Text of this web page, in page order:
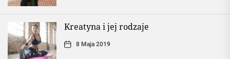
Kreatyna i jej rodzaje
8 Maja 2019